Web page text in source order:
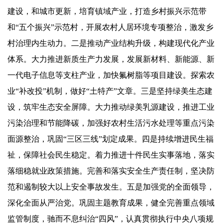
建设，和城市更新，培育镇域产业，打造乡村振兴示范带
和“五个振兴”示范村，开展农村人居环境专项整治，激发乡
村治理内生动力。二是推动产业结构升级，构建现代化产业
体系。大力推进新质生产力发展，发展新材料、新能源、新
一代电子信息等支柱产业，加快氟树脂等项目建设。探索农
业“补改投”机制，做好“土特产”文章。三是坚持绿美生态建
设，筑牢生态安全屏障。大力推动绿美乳源建设，推进工业
污染治理和节能降碳，加强好农村生活污水处理等重点污染
面源整治，巩固“三区三线”划定成果。四是持续增进民生福
祉，保障社会民生稳定。着力推进十件民生实事落地，落实
落细稳就业政策措施。完善和落实安全生产责任制，坚决防
范和遏制较大以上安全事故发生。五是加强党的全面领导，
深化全面从严治党。巩固主题教育成果，健全完善重点领域
监管制度，驰而不息纠治“四风”，认真贯彻执行中央八项规